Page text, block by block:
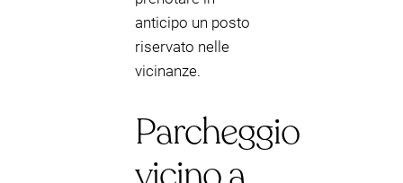
anticipo un posto
riservato nelle
vicinanze.
Parcheggio